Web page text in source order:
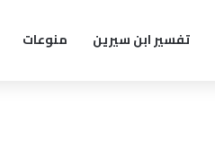
تفسير ابن سيرين منوعات